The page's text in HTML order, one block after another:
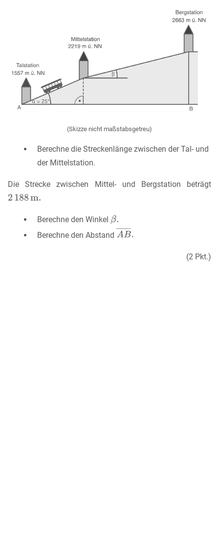
(Skizze nicht maßstabsgetreu)
Berechne die Streckenlänge zwischen der Tal- und
der Mittelstation.
Die Strecke zwischen Mittel- und Bergstation beträgt
Berechne den Winkel
Berechne den Abstand
(2 Pkt.)